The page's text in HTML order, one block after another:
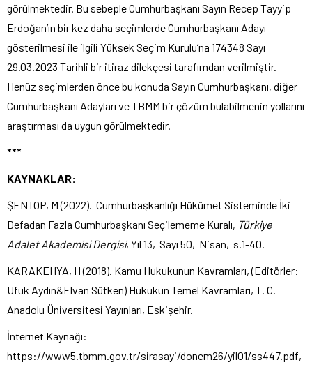
görülmektedir. Bu sebeple Cumhurbaşkanı Sayın Recep Tayyip
Erdoğan’ın bir kez daha seçimlerde Cumhurbaşkanı Adayı
gösterilmesi ile ilgili Yüksek Seçim Kurulu’na 174348 Sayı
29.03.2023 Tarihli bir itiraz dilekçesi tarafımdan verilmiştir.
Henüz seçimlerden önce bu konuda Sayın Cumhurbaşkanı, diğer
Cumhurbaşkanı Adayları ve TBMM bir çözüm bulabilmenin yollarını
araştırması da uygun görülmektedir.
***
KAYNAKLAR:
ŞENTOP, M (2022). Cumhurbaşkanlığı Hükümet Sisteminde İki
Defadan Fazla Cumhurbaşkanı Seçilememe Kuralı, Türkiye
Adalet Akademisi Dergisi, Yıl 13, Sayı 50, Nisan, s.1-40.
KARAKEHYA, H (2018). Kamu Hukukunun Kavramları, (Editörler:
Ufuk Aydın&Elvan Sütken) Hukukun Temel Kavramları, T. C.
Anadolu Üniversitesi Yayınları, Eskişehir.
İnternet Kaynağı:
https://www5.tbmm.gov.tr/sirasayi/donem26/yil01/ss447.pdf,